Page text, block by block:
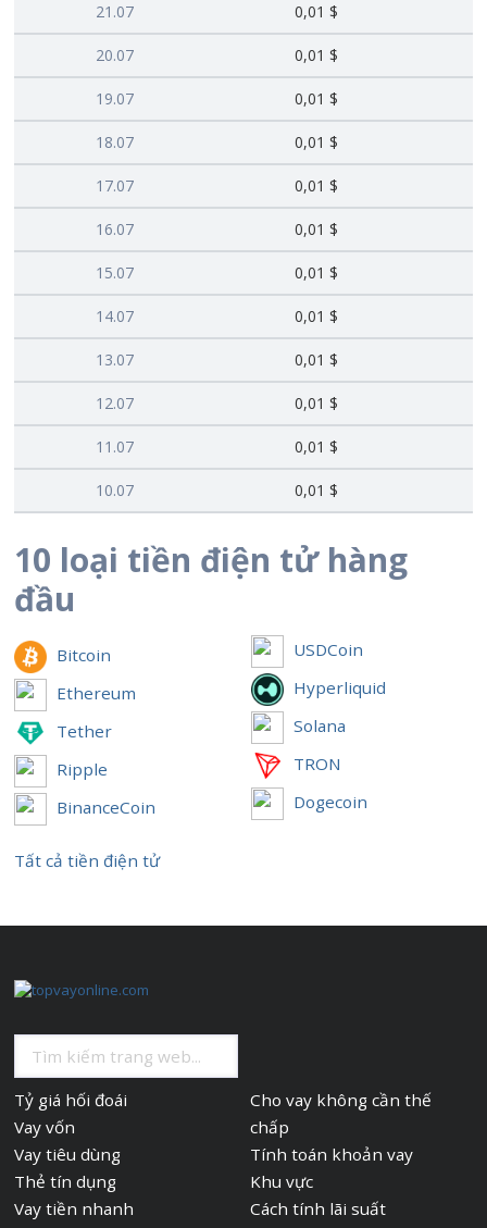
21.07 0,01 $
20.07 0,01 $
19.07 0,01 $
18.07 0,01 $
17.07 0,01 $
16.07 0,01 $
15.07 0,01 $
14.07 0,01 $
13.07 0,01 $
12.07 0,01 $
11.07 0,01 $
10.07 0,01 $
10 loại tiền điện tử hàng
đầu
Bitcoin
Ethereum
Tether
Ripple
BinanceCoin
USDCoin
Hyperliquid
Solana
TRON
Dogecoin
Tất cả tiền điện tử
Tỷ giá hối đoái
Vay vốn
Vay tiêu dùng
Thẻ tín dụng
Vay tiền nhanh
Cho vay không cần thế
chấp
Tính toán khoản vay
Khu vực
Cách tính lãi suất